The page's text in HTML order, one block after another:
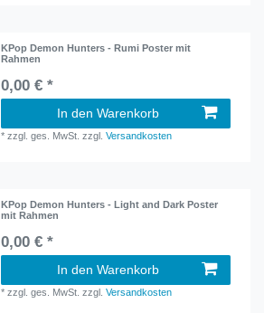
KPop Demon Hunters - Rumi Poster mit
Rahmen
0,00 € *
In den Warenkorb
*zzgl. ges. MwSt. zzgl.Versandkosten
KPop Demon Hunters - Light and Dark Poster
mit Rahmen
0,00 € *
In den Warenkorb
*zzgl. ges. MwSt. zzgl.Versandkosten